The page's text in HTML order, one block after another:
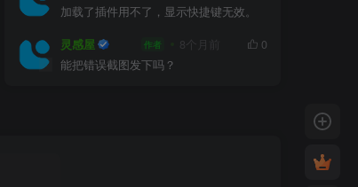
加载了插件用不了，显示快捷键无效。
灵感屋 作者 8个月前
0
能把错误截图发下吗？